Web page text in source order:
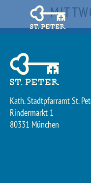
Kath. Stadtpfarramt St.
Rindermarkt 1
80331 München